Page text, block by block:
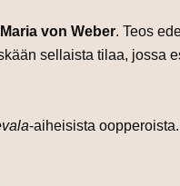
von Weber. Teos
sellaista tilaa, jossa
-aiheisista